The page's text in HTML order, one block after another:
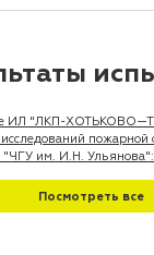
ИЛ "ЛКП-
исследований
им. И.Н. Ульянова":
Посмотреть все